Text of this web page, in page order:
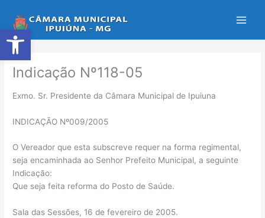
Abrir a barra de ferramentas
para
o
conteúdo
Indicação Nº118-05
Exmo. Sr. Presidente da Câmara Municipal de Ipuiuna
INDICAÇÃO Nº009/2005
O Vereador que esta subscreve requer na forma regimental,
seja encaminhada ao Senhor Prefeito Municipal, a seguinte
Indicação:
Que seja feita reforma do Posto de Saúde.
Sala das Sessões, 16 de fevereiro de 2005.